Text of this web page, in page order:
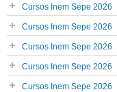
Cursos Inem Sepe 2026
Cursos Inem Sepe 2026
Cursos Inem Sepe 2026
Cursos Inem Sepe 2026
Cursos Inem Sepe 2026